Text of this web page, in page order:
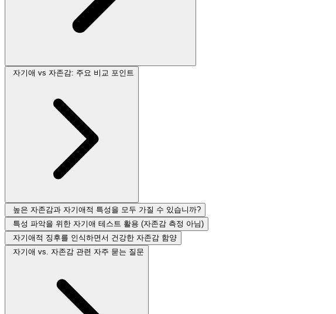
자기애 vs 자존감: 주요 비교 포인트
높은 자존감과 자기애적 특성을 모두 가질 수 있습니까?
특성 파악을 위한 자기애 테스트 활용 (자존감 측정 아님)
자기애적 징후를 인식하면서 건강한 자존감 함양
자기애 vs. 자존감 관련 자주 묻는 질문